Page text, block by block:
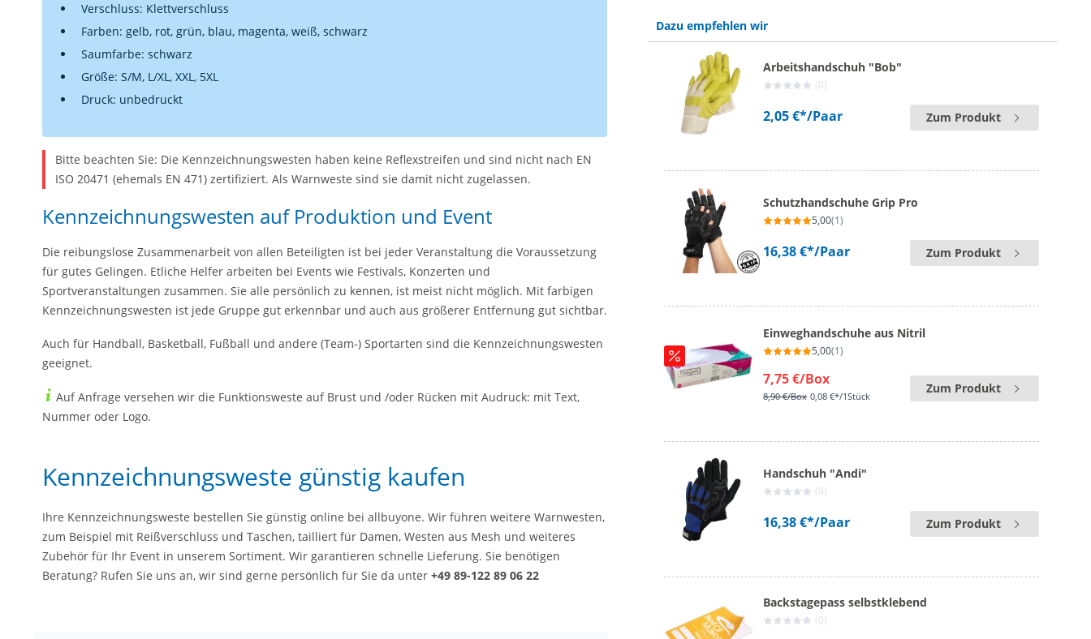
Verschluss: Klettverschluss
Farben: gelb, rot, grün, blau, magenta, weiß, schwarz
Saumfarbe: schwarz
Größe: S/M, L/XL, XXL, 5XL
Druck: unbedruckt
Bitte beachten Sie: Die Kennzeichnungswesten haben keine Reflexstreifen und sind nicht nach EN
ISO 20471 (ehemals EN 471) zertifiziert. Als Warnweste sind sie damit nicht zugelassen.
Kennzeichnungswesten auf Produktion und Event
Die reibungslose Zusammenarbeit von allen Beteiligten ist bei jeder Veranstaltung die Voraussetzung
für gutes Gelingen. Etliche Helfer arbeiten bei Events wie Festivals, Konzerten und
Sportveranstaltungen zusammen. Sie alle persönlich zu kennen, ist meist nicht möglich. Mit farbigen
Kennzeichnungswesten ist jede Gruppe gut erkennbar und auch aus größerer Entfernung gut sichtbar.
Auch für Handball, Basketball, Fußball und andere (Team-) Sportarten sind die Kennzeichnungswesten
geeignet.
Auf Anfrage versehen wir die Funktionsweste auf Brust und /oder Rücken mit Audruck: mit Text,
Nummer oder Logo.
Kennzeichnungsweste günstig kaufen
Ihre Kennzeichnungsweste bestellen Sie günstig online bei allbuyone. Wir führen weitere Warnwesten,
zum Beispiel mit Reißverschluss und Taschen, tailliert für Damen, Westen aus Mesh und weiteres
Zubehör für Ihr Event in unserem Sortiment. Wir garantieren schnelle Lieferung. Sie benötigen
Beratung? Rufen Sie uns an, wir sind gerne persönlich für Sie da unter +49 89-122 89 06 22
Dazu empfehlen wir
Arbeitshandschuh "Bob"
(0)
2,05 €*/Paar Zum Produkt
Schutzhandschuhe Grip Pro
5,00(1)
16,38 €*/Paar Zum Produkt
Einweghandschuhe aus Nitril
5,00(1)
7,75 €/Box
8,90 €/Box 0,08 €*/1Stück
Zum Produkt
Handschuh "Andi"
(0)
16,38 €*/Paar Zum Produkt
Backstagepass selbstklebend
(0)